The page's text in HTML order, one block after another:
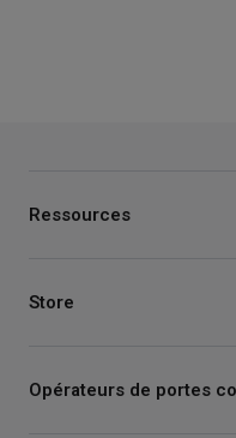
Ressources
Store
Opérateurs de portes